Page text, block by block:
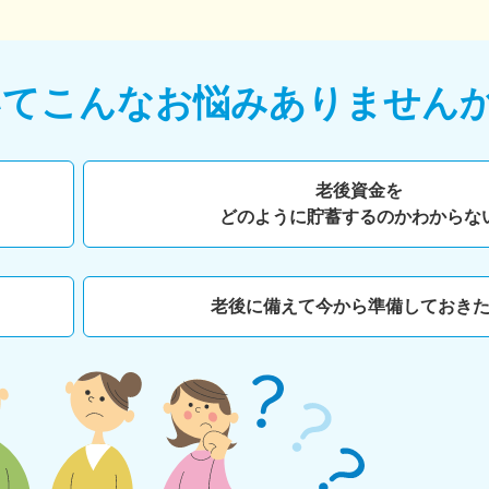
こんなお悩みありません
老後資金を
どのように貯蓄するのかわからな
老後に備えて今から準備しておき